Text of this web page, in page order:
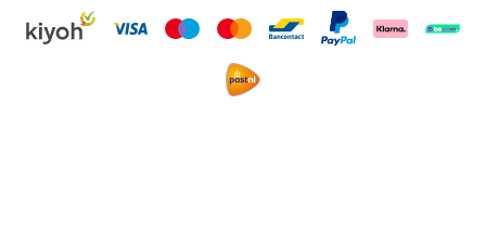
Fabriqué en céramique de haute qualité, blanc
brillant, pour une apparence fraîche et